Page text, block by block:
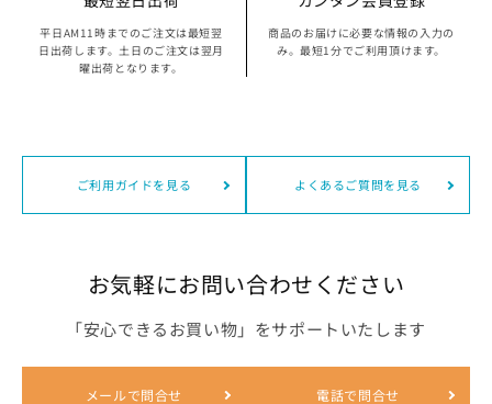
広島県の指定袋から探す
愛媛県の指定袋から探す
福岡県の指定袋から探す
その他から探す
平日AM11時までのご注文は最短翌
日出荷します。土日のご注文は翌月
曜出荷となります。
商品のお届けに必要な情報の入力の
み。最短1分でご利用頂けます。
ご利用ガイドを見る よくあるご質問を見る
お気軽にお問い合わせください
「安心できるお買い物」をサポートいたします
メールで問合せ 電話で問合せ